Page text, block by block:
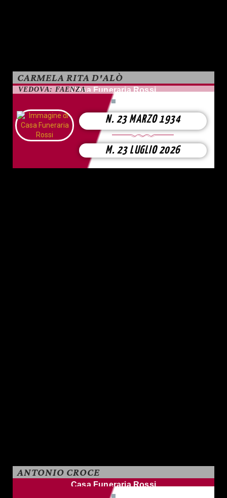
Casa Funeraria Rossi
CARMELA RITA D'ALÒ
VEDOVA: FAENZA
N. 23 MARZO 1934
M. 23 LUGLIO 2026
Casa Funeraria Rossi
ANTONIO CROCE